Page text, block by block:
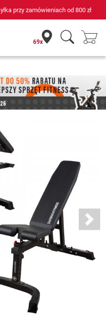
69 sklepów fitness i 75
69x
Next